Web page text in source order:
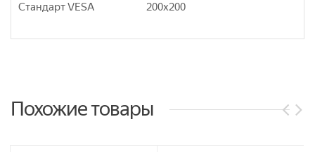
Стандарт VESA
200х200
Похожие товары